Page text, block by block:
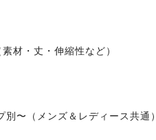
材・丈・伸縮性など）
〜（メンズ＆レディース共通）